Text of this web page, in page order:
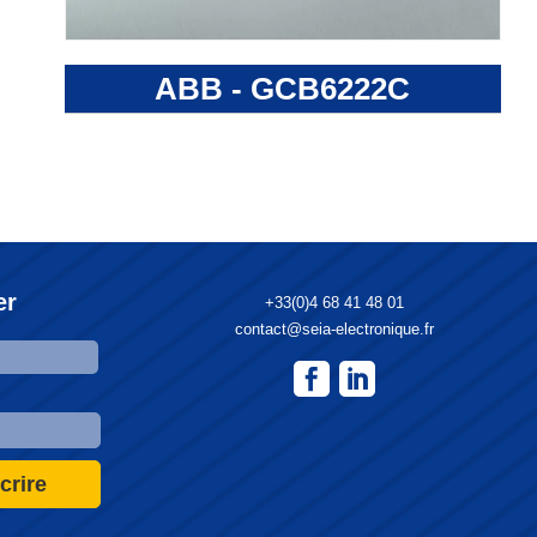
ABB - GCB6222C
+33(0)4 68 41 48 01
contact@seia-electronique.fr